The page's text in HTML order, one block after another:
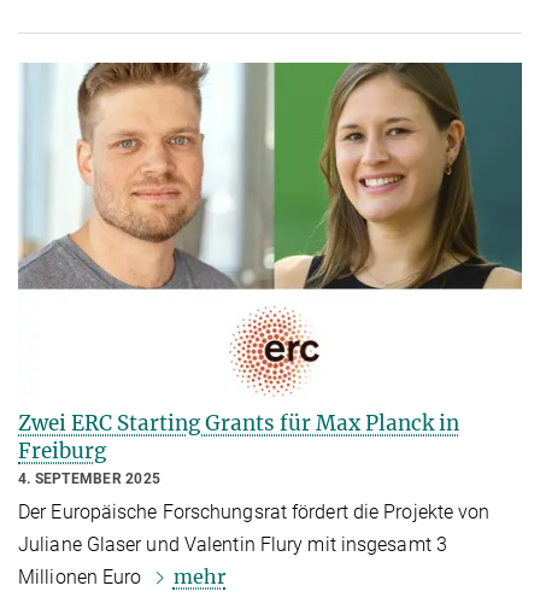
Zwei ERC Starting Grants für Max Planck in
Freiburg
4. SEPTEMBER 2025
Der Europäische Forschungsrat fördert die Projekte von
Juliane Glaser und Valentin Flury mit insgesamt 3
Millionen Euro
mehr